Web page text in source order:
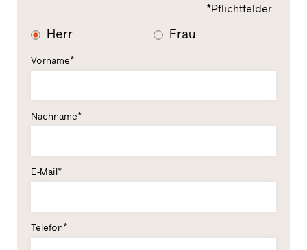
*Pflichtfelder
Herr Frau
Vorname*
Nachname*
E-Mail*
Telefon*